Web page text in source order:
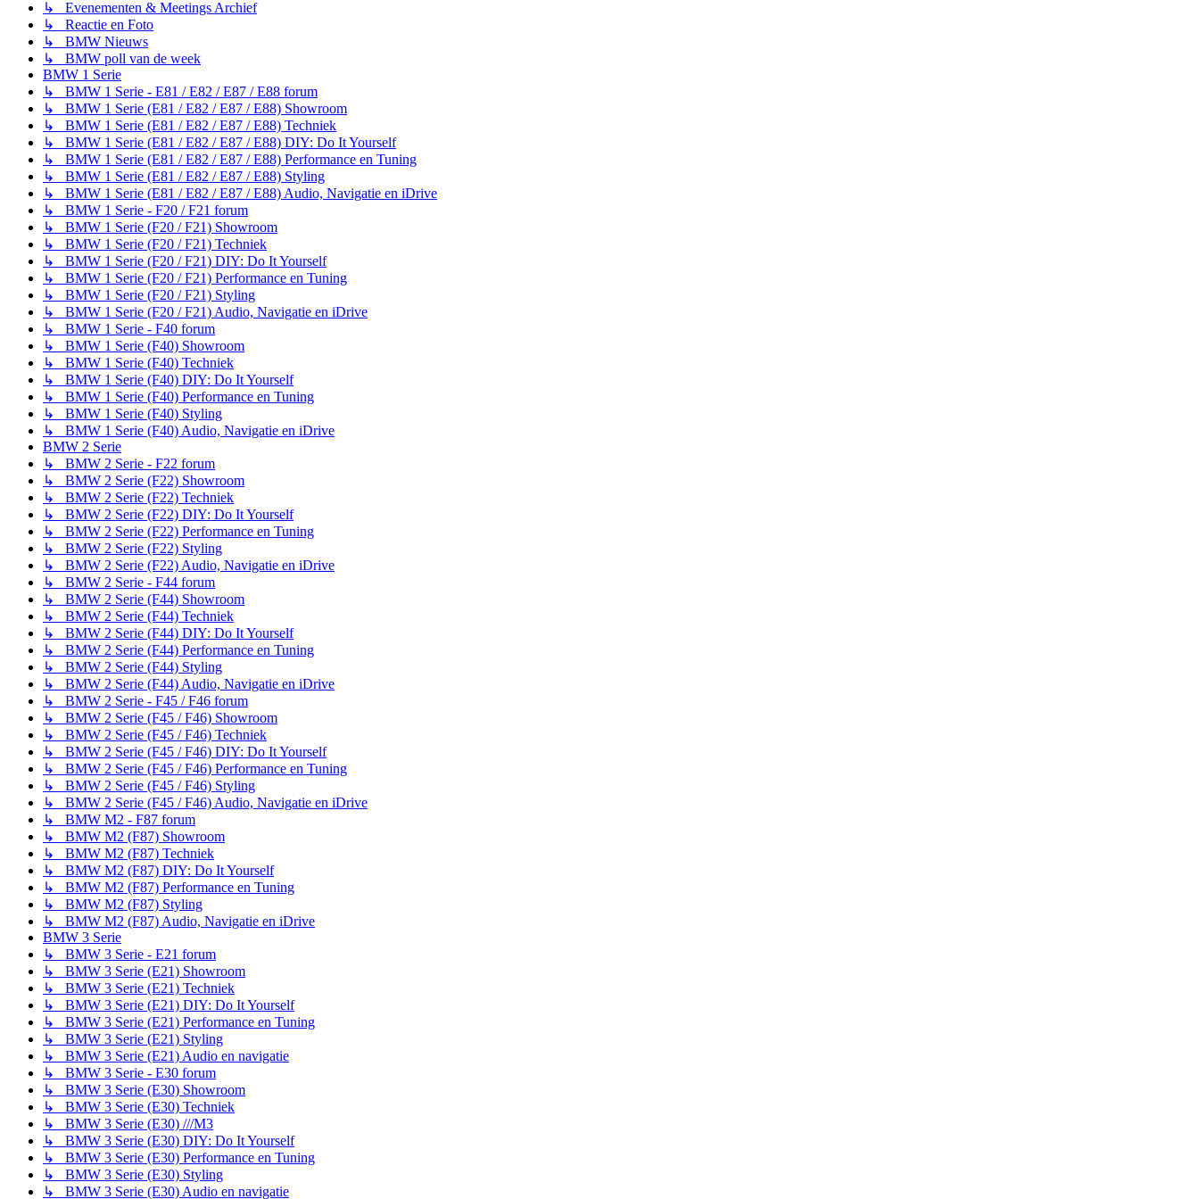
↳ Evenementen & Meetings Archief
↳ Reactie en Foto
↳ BMW Nieuws
↳ BMW poll van de week
BMW 1 Serie
↳ BMW 1 Serie - E81 / E82 / E87 / E88 forum
↳ BMW 1 Serie (E81 / E82 / E87 / E88) Showroom
↳ BMW 1 Serie (E81 / E82 / E87 / E88) Techniek
↳ BMW 1 Serie (E81 / E82 / E87 / E88) DIY: Do It Yourself
↳ BMW 1 Serie (E81 / E82 / E87 / E88) Performance en Tuning
↳ BMW 1 Serie (E81 / E82 / E87 / E88) Styling
↳ BMW 1 Serie (E81 / E82 / E87 / E88) Audio, Navigatie en iDrive
↳ BMW 1 Serie - F20 / F21 forum
↳ BMW 1 Serie (F20 / F21) Showroom
↳ BMW 1 Serie (F20 / F21) Techniek
↳ BMW 1 Serie (F20 / F21) DIY: Do It Yourself
↳ BMW 1 Serie (F20 / F21) Performance en Tuning
↳ BMW 1 Serie (F20 / F21) Styling
↳ BMW 1 Serie (F20 / F21) Audio, Navigatie en iDrive
↳ BMW 1 Serie - F40 forum
↳ BMW 1 Serie (F40) Showroom
↳ BMW 1 Serie (F40) Techniek
↳ BMW 1 Serie (F40) DIY: Do It Yourself
↳ BMW 1 Serie (F40) Performance en Tuning
↳ BMW 1 Serie (F40) Styling
↳ BMW 1 Serie (F40) Audio, Navigatie en iDrive
BMW 2 Serie
↳ BMW 2 Serie - F22 forum
↳ BMW 2 Serie (F22) Showroom
↳ BMW 2 Serie (F22) Techniek
↳ BMW 2 Serie (F22) DIY: Do It Yourself
↳ BMW 2 Serie (F22) Performance en Tuning
↳ BMW 2 Serie (F22) Styling
↳ BMW 2 Serie (F22) Audio, Navigatie en iDrive
↳ BMW 2 Serie - F44 forum
↳ BMW 2 Serie (F44) Showroom
↳ BMW 2 Serie (F44) Techniek
↳ BMW 2 Serie (F44) DIY: Do It Yourself
↳ BMW 2 Serie (F44) Performance en Tuning
↳ BMW 2 Serie (F44) Styling
↳ BMW 2 Serie (F44) Audio, Navigatie en iDrive
↳ BMW 2 Serie - F45 / F46 forum
↳ BMW 2 Serie (F45 / F46) Showroom
↳ BMW 2 Serie (F45 / F46) Techniek
↳ BMW 2 Serie (F45 / F46) DIY: Do It Yourself
↳ BMW 2 Serie (F45 / F46) Performance en Tuning
↳ BMW 2 Serie (F45 / F46) Styling
↳ BMW 2 Serie (F45 / F46) Audio, Navigatie en iDrive
↳ BMW M2 - F87 forum
↳ BMW M2 (F87) Showroom
↳ BMW M2 (F87) Techniek
↳ BMW M2 (F87) DIY: Do It Yourself
↳ BMW M2 (F87) Performance en Tuning
↳ BMW M2 (F87) Styling
↳ BMW M2 (F87) Audio, Navigatie en iDrive
BMW 3 Serie
↳ BMW 3 Serie - E21 forum
↳ BMW 3 Serie (E21) Showroom
↳ BMW 3 Serie (E21) Techniek
↳ BMW 3 Serie (E21) DIY: Do It Yourself
↳ BMW 3 Serie (E21) Performance en Tuning
↳ BMW 3 Serie (E21) Styling
↳ BMW 3 Serie (E21) Audio en navigatie
↳ BMW 3 Serie - E30 forum
↳ BMW 3 Serie (E30) Showroom
↳ BMW 3 Serie (E30) Techniek
↳ BMW 3 Serie (E30) ///M3
↳ BMW 3 Serie (E30) DIY: Do It Yourself
↳ BMW 3 Serie (E30) Performance en Tuning
↳ BMW 3 Serie (E30) Styling
↳ BMW 3 Serie (E30) Audio en navigatie